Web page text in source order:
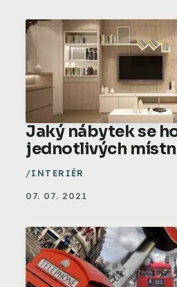
Jaký nábytek se
jednotlivých
INTERIÉR
07. 07. 2021